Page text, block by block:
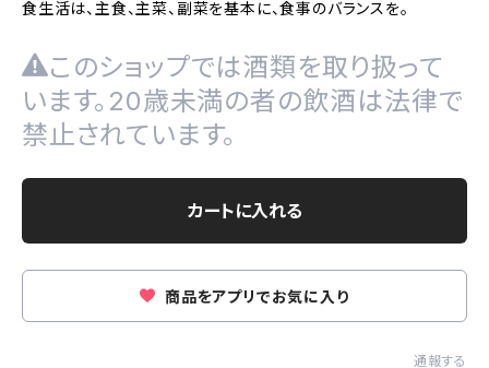
食生活は、主食、主菜、副菜を基本に、食事のバランスを。
このショップでは酒類を取り扱って
います。20歳未満の者の飲酒は法律で
禁止されています。
カートに入れる
商品をアプリでお気に入り
通報する